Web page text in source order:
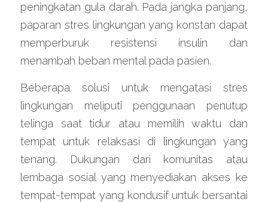
peningkatan gula darah. Pada jangka panjang,
paparan stres lingkungan yang konstan dapat
memperburuk resistensi insulin dan
menambah beban mental pada pasien.
Beberapa solusi untuk mengatasi stres
lingkungan meliputi penggunaan penutup
telinga saat tidur atau memilih waktu dan
tempat untuk relaksasi di lingkungan yang
tenang. Dukungan dari komunitas atau
lembaga sosial yang menyediakan akses ke
tempat-tempat yang kondusif untuk bersantai